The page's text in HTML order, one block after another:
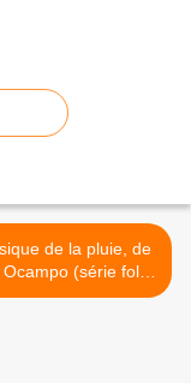
de la pluie, de
(série folio
2€) (4/8) >